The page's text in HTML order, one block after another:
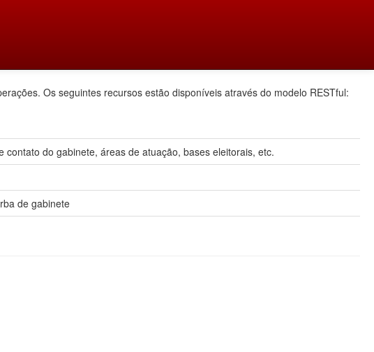
Os seguintes recursos estão disponíveis através do modelo RESTful:
do gabinete, áreas de atuação, bases eleitorais, etc.
de gabinete